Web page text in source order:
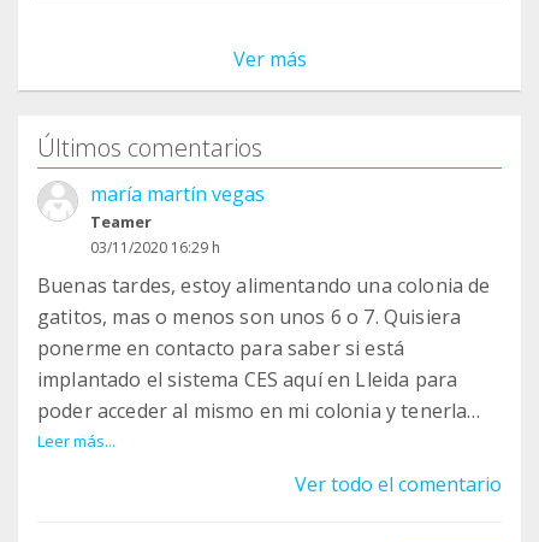
Ver más
Últimos comentarios
maría martín vegas
Teamer
03/11/2020 16:29 h
Buenas tardes, estoy alimentando una colonia de
gatitos, mas o menos son unos 6 o 7. Quisiera
ponerme en contacto para saber si está
implantado el sistema CES aquí en Lleida para
poder acceder al mismo en mi colonia y tenerla
controlada y en condiciones, asimismo
intercambiar experiencias. Gracias adelantadas
Leer más...
Ver todo el comentario